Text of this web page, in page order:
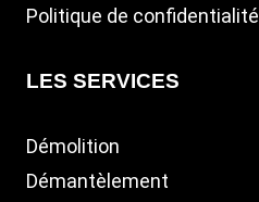
Politique de confidentialité
LES SERVICES
Démolition
Démantèlement